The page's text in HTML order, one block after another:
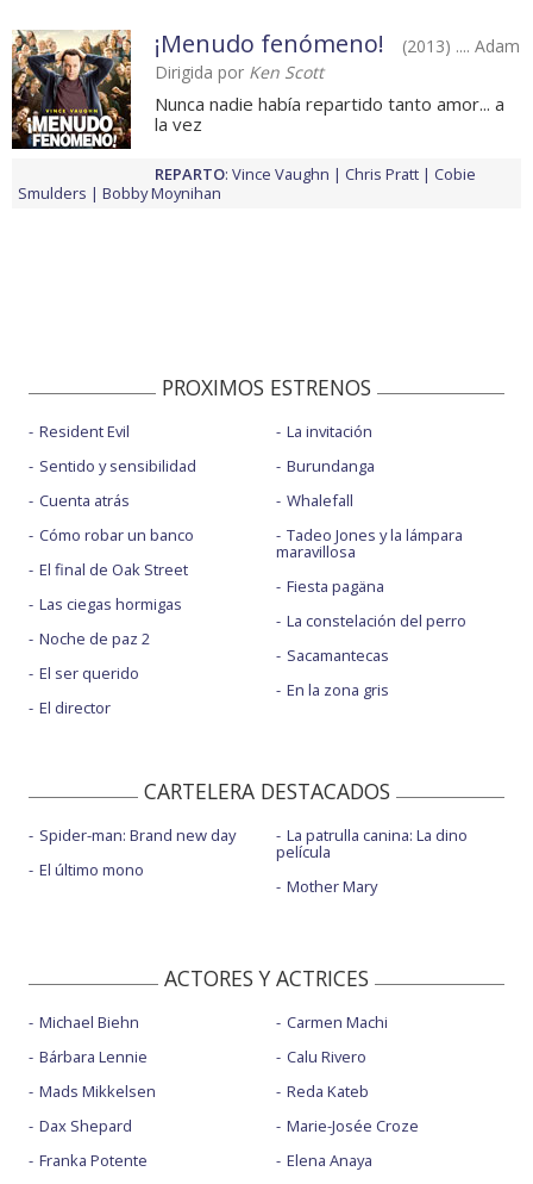
¡Menudo fenómeno!
(2013) .... Adam
Dirigida por Ken Scott
Nunca nadie había repartido tanto amor... a
la vez
REPARTO: Vince Vaughn Chris Pratt
Cobie
Smulders
Bobby Moynihan
PROXIMOS ESTRENOS
Resident Evil
Sentido y sensibilidad
Cuenta atrás
Cómo robar un banco
El final de Oak Street
Las ciegas hormigas
Noche de paz 2
El ser querido
El director
La invitación
Burundanga
Whalefall
Tadeo Jones y la lámpara
maravillosa
Fiesta pagäna
La constelación del perro
Sacamantecas
En la zona gris
CARTELERA DESTACADOS
Spider-man: Brand new day
El último mono
La patrulla canina: La dino
película
Mother Mary
ACTORES Y ACTRICES
Michael Biehn
Bárbara Lennie
Mads Mikkelsen
Dax Shepard
Franka Potente
Carmen Machi
Calu Rivero
Reda Kateb
Marie-Josée Croze
Elena Anaya